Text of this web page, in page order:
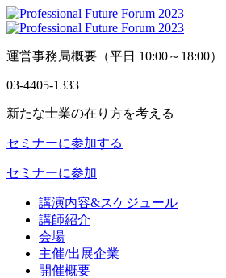
運営事務局概要 （平日 10:00～18:00）
03-4405-1333
新たな士業の在り方を考える
セミナーに参加する
セミナーに参加
講演内容&スケジュール
講師紹介
会場
主催/出展企業
開催概要